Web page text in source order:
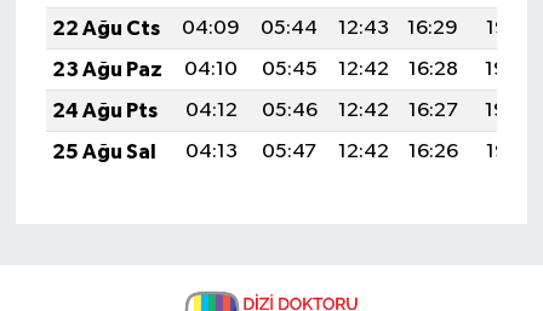
22 Ağu Cts
04:09 05:44 12:43 16:29
19:32
23 Ağu Paz
04:10 05:45 12:42 16:28
19:30
24 Ağu Pts
04:12 05:46 12:42 16:27
19:29
25 Ağu Sal
04:13 05:47 12:42 16:26 19:27